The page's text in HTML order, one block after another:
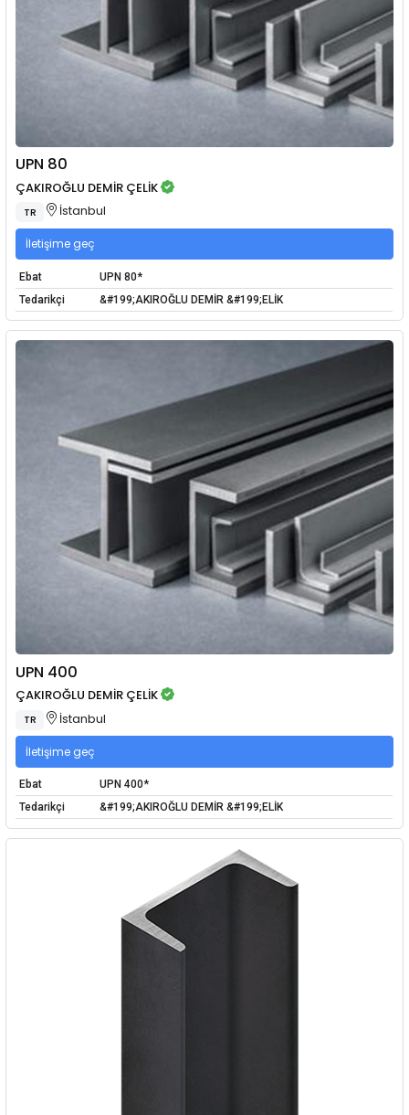
UPN 80
ÇAKIROĞLU DEMİR ÇELİK
TR İstanbul
İletişime geç
Ebat
UPN 80*
Tedarikçi
&#199;AKIROĞLU DEMİR &#199;ELİK
UPN 400
ÇAKIROĞLU DEMİR ÇELİK
TR İstanbul
İletişime geç
Ebat
UPN 400*
Tedarikçi
&#199;AKIROĞLU DEMİR &#199;ELİK